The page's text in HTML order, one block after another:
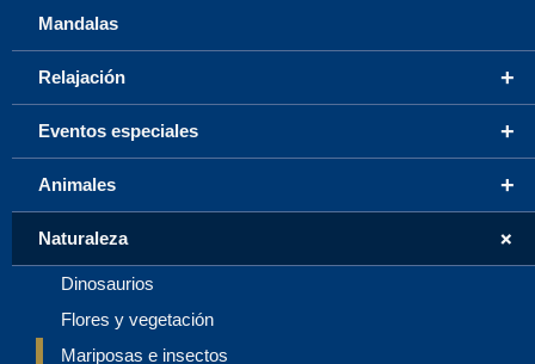
Mandalas
+
Relajación
+
Eventos especiales
+
Animales
+
Naturaleza
Dinosaurios
Flores y vegetación
Mariposas e insectos